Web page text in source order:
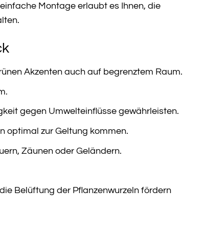
Montage erlaubt es Ihnen, die
Akzenten auch auf begrenztem Raum.
gegen Umwelteinflüsse gewährleisten.
optimal zur Geltung kommen.
Zäunen oder Geländern.
Belüftung der Pflanzenwurzeln fördern